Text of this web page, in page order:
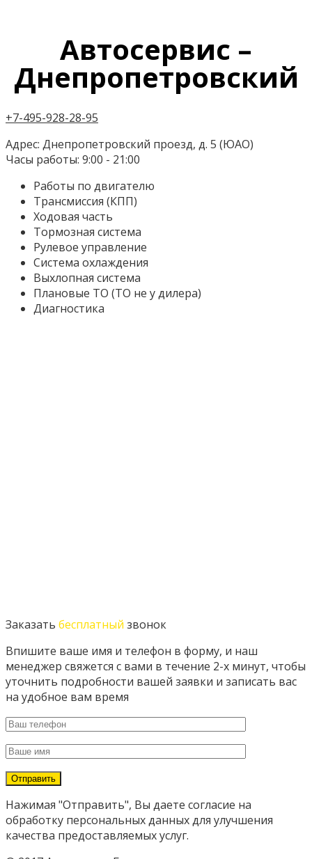
Автосервис –
Днепропетровский
+7-495-928-28-95
Адрес: Днепропетровский проезд, д. 5 (ЮАО)
Часы работы: 9:00 - 21:00
Работы по двигателю
Трансмиссия (КПП)
Ходовая часть
Тормозная система
Рулевое управление
Система охлаждения
Выхлопная система
Плановые ТО (ТО не у дилера)
Диагностика
Заказать бесплатный звонок
Впишите ваше имя и телефон в форму, и наш
менеджер свяжется с вами в течение 2-х минут, чтобы
уточнить подробности вашей заявки и записать вас
на удобное вам время
Нажимая "Отправить", Вы даете согласие на
обработку персональных данных для улучшения
качества предоставляемых услуг.